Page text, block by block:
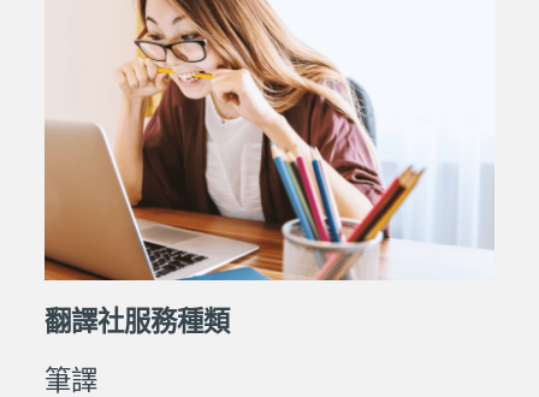
翻譯社服務種類
筆譯